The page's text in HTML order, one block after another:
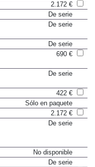
2.172 €
De serie
De serie
De serie
690 €
De serie
422 €
Sólo en paquete
2.172 €
De serie
No disponible
De serie